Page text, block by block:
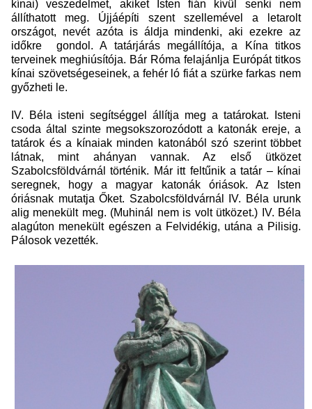
kínai) veszedelmet, akiket Isten fián kívül senki nem
állíthatott meg. Újjáépíti szent szellemével a letarolt
országot, nevét azóta is áldja mindenki, aki ezekre az
időkre gondol. A tatárjárás megállítója, a Kína titkos
terveinek meghiúsítója. Bár Róma felajánlja Európát titkos
kínai szövetségeseinek, a fehér ló fiát a szürke farkas nem
győzheti le.
IV. Béla isteni segítséggel állítja meg a tatárokat. Isteni
csoda által szinte megsokszorozódott a katonák ereje, a
tatárok és a kínaiak minden katonából szó szerint többet
látnak, mint ahányan vannak. Az első ütközet
Szabolcsföldvárnál történik. Már itt feltűnik a tatár – kínai
seregnek, hogy a magyar katonák óriások. Az Isten
óriásnak mutatja Őket. Szabolcsföldvárnál IV. Béla urunk
alig menekült meg. (Muhinál nem is volt ütközet.) IV. Béla
alagúton menekült egészen a Felvidékig, utána a Pilisig.
Pálosok vezették.